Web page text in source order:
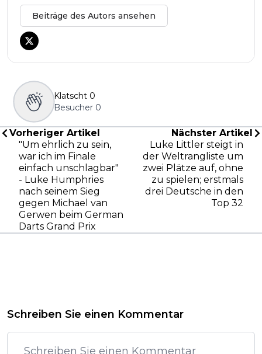
Beiträge des Autors ansehen
Klatscht 0
Besucher 0
Vorheriger Artikel
"Um ehrlich zu sein,
war ich im Finale
einfach unschlagbar"
- Luke Humphries
nach seinem Sieg
gegen Michael van
Gerwen beim German
Darts Grand Prix
Nächster Artikel
Luke Littler steigt in
der Weltrangliste um
zwei Plätze auf, ohne
zu spielen; erstmals
drei Deutsche in den
Top 32
Schreiben Sie einen Kommentar